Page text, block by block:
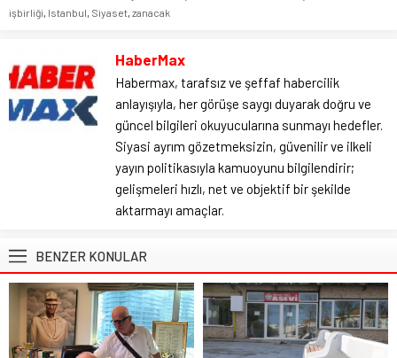
işbirliği, Istanbul, Siyaset, zanacak
HaberMax
Habermax, tarafsız ve şeffaf habercilik
anlayışıyla, her görüşe saygı duyarak doğru ve
güncel bilgileri okuyucularına sunmayı hedefler.
Siyasi ayrım gözetmeksizin, güvenilir ve ilkeli
yayın politikasıyla kamuoyunu bilgilendirir;
gelişmeleri hızlı, net ve objektif bir şekilde
aktarmayı amaçlar.
BENZER KONULAR